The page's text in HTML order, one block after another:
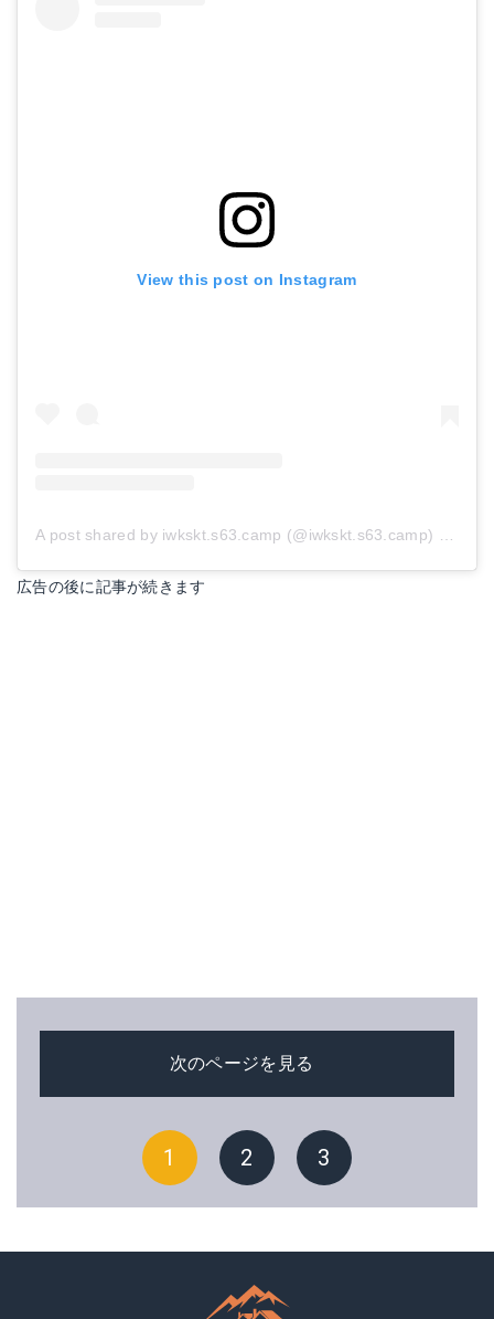
View this post on Instagram
A post shared by iwkskt.s63.camp (@iwkskt.s63.camp)
広告の後に記事が続きます
次のページを見る
1 2 3